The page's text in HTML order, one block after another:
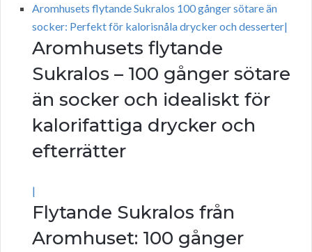
Aromhusets flytande Sukralos 100 gånger sötare än
socker: Perfekt för kalorisnåla drycker och desserter|
Aromhusets flytande
Sukralos – 100 gånger sötare
än socker och idealiskt för
kalorifattiga drycker och
efterrätter
|
Flytande Sukralos från
Aromhuset: 100 gånger